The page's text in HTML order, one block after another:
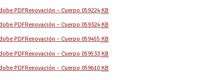
Renovación – Cuerpo 059224KB
Renovación – Cuerpo 059324KB
Renovación – Cuerpo 059455KB
Renovación – Cuerpo 059533KB
Renovación – Cuerpo 059610KB